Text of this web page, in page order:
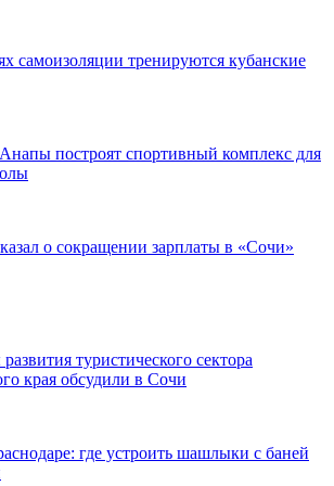
самоизоляции тренируются кубанские
построят спортивный комплекс для
о сокращении зарплаты в «Сочи»
туристического сектора
края обсудили в Сочи
где устроить шашлыки с баней